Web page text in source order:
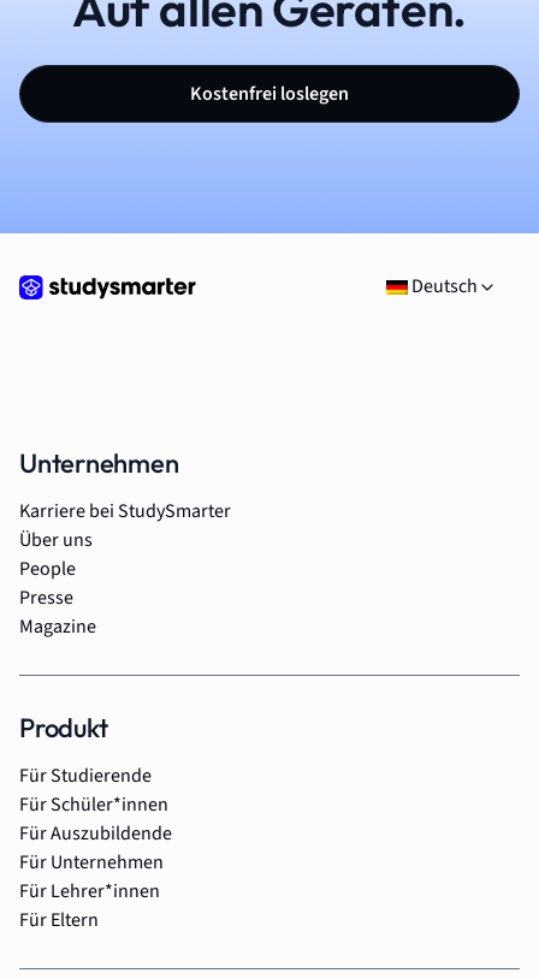
Kostenfrei loslegen
Deutsch
Unternehmen
Karriere bei StudySmarter
Über uns
People
Presse
Magazine
Produkt
Für Studierende
Für Schüler*innen
Für Auszubildende
Für Unternehmen
Für Lehrer*innen
Für Eltern